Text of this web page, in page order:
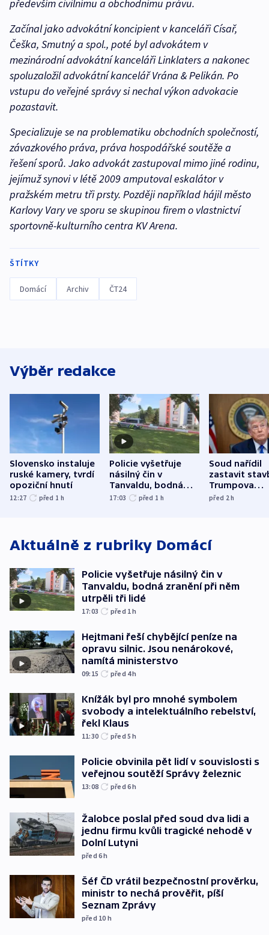
především civilnímu a obchodnímu právu.
Začínal jako advokátní koncipient v kanceláři Císař,
Češka, Smutný a spol., poté byl advokátem v
mezinárodní advokátní kanceláři Linklaters a nakonec
spoluzaložil advokátní kancelář Vrána & Pelikán. Po
vstupu do veřejné správy si nechal výkon advokacie
pozastavit.
Specializuje se na problematiku obchodních společností,
závazkového práva, práva hospodářské soutěže a
řešení sporů. Jako advokát zastupoval mimo jiné rodinu,
jejímuž synovi v létě 2009 amputoval eskalátor v
pražském metru tři prsty. Později například hájil město
Karlovy Vary ve sporu se skupinou firem o vlastnictví
sportovně-kulturního centra KV Arena.
ŠTÍTKY
Domácí Archiv ČT24
Výběr redakce
Slovensko instaluje
ruské kamery, tvrdí
opoziční hnutí
12:27 před 1 h
Policie vyšetřuje
násilný čin v
Tanvaldu, bodná
zranění při něm
17:03 před 1 h
Soud nařídil
zastavit
Trumpova
tanečního
před 2h
Aktuálně z rubriky Domácí
Policie vyšetřuje násilný čin v
Tanvaldu, bodná zranění při něm
utrpěli tři lidé
17:03 před 1h
Hejtmani řeší chybějící peníze na
opravu silnic. Jsou nenárokové,
namítá ministerstvo
09:15 před 4h
Knížák byl pro mnohé symbolem
svobody a intelektuálního rebelství,
řekl Klaus
11:30 před 5h
Policie obvinila pět lidí v souvislosti s
veřejnou soutěží Správy železnic
13:08 před 6h
Žalobce poslal před soud dva lidi a
jednu firmu kvůli tragické nehodě v
Dolní Lutyni
před 6h
Šéf ČD vrátil bezpečnostní prověrku,
ministr to nechá prověřit, píší
Seznam Zprávy
před 10 h